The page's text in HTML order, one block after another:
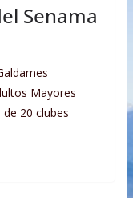
Senama
Mayores
20 clubes